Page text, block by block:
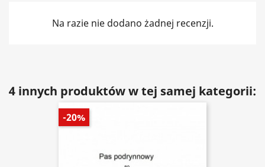
Na razie nie dodano żadnej recenzji.
4 innych produktów w tej samej kategorii:
-20%